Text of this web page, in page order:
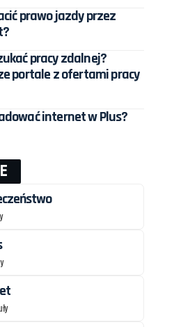
prawo jazdy przez
pracy zdalnej?
portale z ofertami pracy
internet w Plus?